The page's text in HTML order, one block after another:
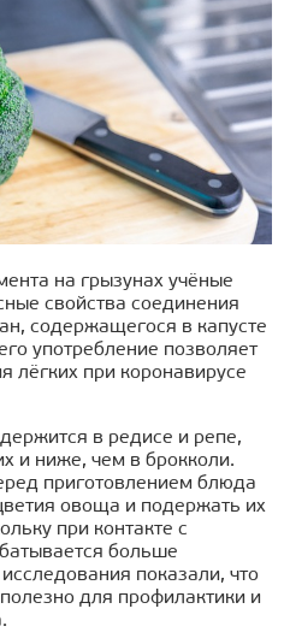
на грызунах учёные
свойства соединения
содержащегося в капусте
употребление позволяет
лёгких при коронавирусе
в редисе и репе,
и ниже, чем в брокколи.
приготовлением блюда
овоща и подержать их
при контакте с
больше
показали, что
для профилактики и